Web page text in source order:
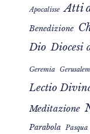
Apocalisse Atti
Benedizione
Dio Diocesi
Geremia
Lectio
Meditazione
Parabola Pasqua